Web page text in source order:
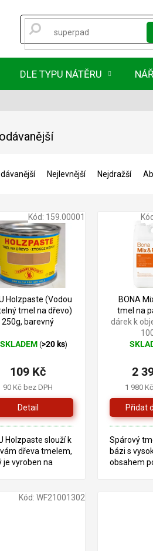
DLE TYPU NÁTĚRU
Nejlevnější Nejdražší
Holzpaste (Vodou
tmel na dřevo)
250g, barevný
SKLADEM(>20 ks)
90 Kč bez DPH
109 Kč
Detail
Holzpaste slouží k
dřeva tmelem,
je vyroben na
Kód: 159.00001
BONA
tmel na
dárek k
Průměrné
produktu
5
1 980
2
Spárový
bázi s
obsahem
Kód: WF21001302